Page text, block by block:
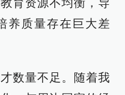
育资源不均衡，导
养质量存在巨大差
数量不足。随着我